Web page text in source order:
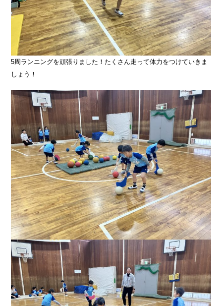
5周ランニングを頑張りました！たくさん走って体力をつけていきま
しょう！